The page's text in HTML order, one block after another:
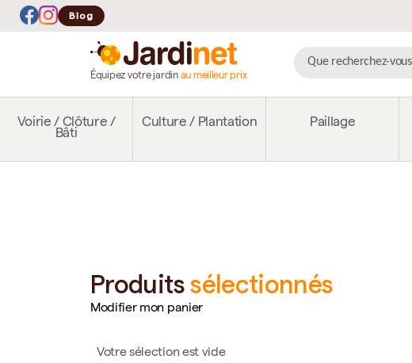
Blog
Équipez votre jardin au meilleur prix
Voirie / Clôture /
Bâti
Culture / Plantation Paillage
Produitssélectionnés
Modifier mon panier
Votre sélection est vide